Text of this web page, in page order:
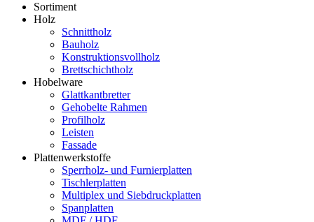
Sortiment
Holz
Schnittholz
Bauholz
Konstruktionsvollholz
Brettschichtholz
Hobelware
Glattkantbretter
Gehobelte Rahmen
Profilholz
Leisten
Fassade
Plattenwerkstoffe
Sperrholz- und Furnierplatten
Tischlerplatten
Multiplex und Siebdruckplatten
Spanplatten